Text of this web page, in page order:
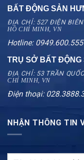
BẤT ĐỘNG SẢN
ĐỊA CHỈ: 527 ĐIỆN
HỒ CHÍ MINH, VN
Hotline:
TRỤ SỞ BẤT ĐỘNG
ĐỊA CHỈ: 53 TRẦN
CHÍ MINH, VN
Điện thoại:
NHẬN THÔNG TIN